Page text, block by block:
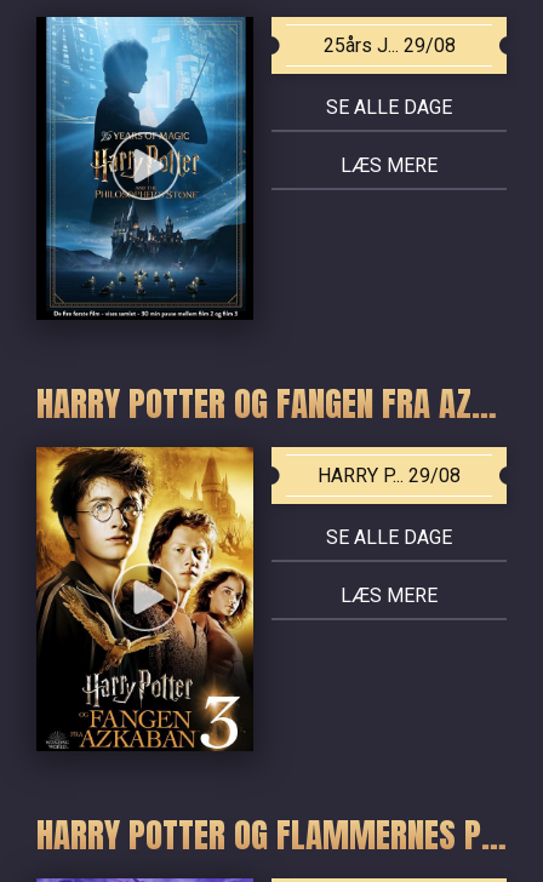
25års J... 29/08
SE ALLE DAGE
LÆS MERE
HARRY POTTER OG FANGEN FRA AZKABAN
HARRY P... 29/08
SE ALLE DAGE
LÆS MERE
HARRY POTTER OG FLAMMERNES POKAL